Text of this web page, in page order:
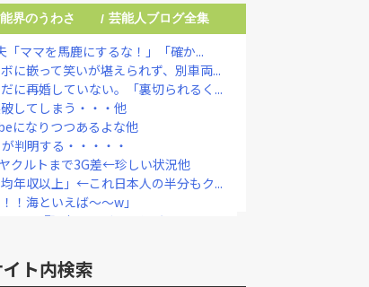
界のうわさ / 芸能人ブログ全集
ママを馬鹿にするな！」「確か...
に嵌って笑いが堪えられず、別車両...
に再婚していない。「裏切られるく...
してしまう・・・他
になりつつあるよな他
判明する・・・・・
クルトまで3G差←珍しい状況他
年収以上」←これ日本人の半分もク...
！海といえば～～w」
でる『理由』、ガチでヤバイ・・・...
かつてはキングカズ＆ゴン中山も…...
ト内検索